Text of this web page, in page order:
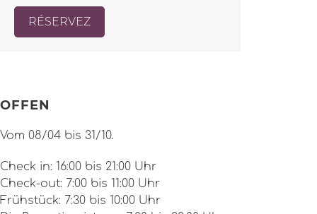
RÉSERVEZ
OFFEN
Vom 08/04 bis 31/10.
Check in: 16:00 bis 21:00 Uhr
Check-out: 7:00 bis 11:00 Uhr
Frühstück: 7:30 bis 10:00 Uhr